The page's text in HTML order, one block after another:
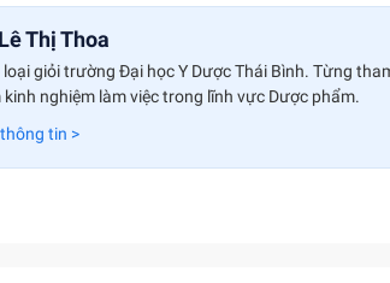
CHỐNG CHỈ ĐỊNH, THẬN TRỌNG,
dẫn sử dụng thuốc kèm theo.
C.
Thị Thoa
giỏi trường Đại học Y Dược Thái Bình. Từng
kinh nghiệm làm việc trong lĩnh vực Dược phẩm.
tin >